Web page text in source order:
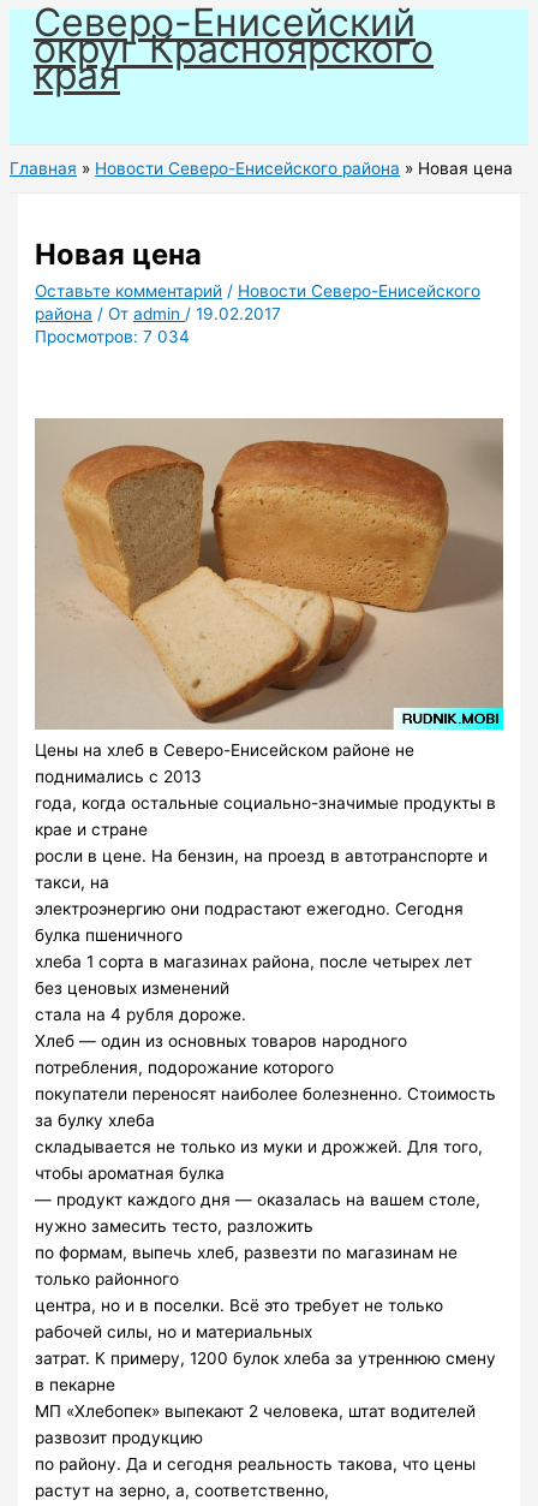
Перейти
содержимому
Северо-Енисейский
округ Красноярского
края
Главная Новости Северо-Енисейского района Новая цена
Новая цена
Оставьте комментарий / Новости Северо-Енисейского
района / Отadmin /19.02.2017
Просмотров: 7 034
Цены на хлеб в Северо-Енисейском районе не
поднимались с 2013
года, когда остальные социально-значимые продукты в
крае и стране
росли в цене. На бензин, на проезд в автотранспорте и
такси, на
электроэнергию они подрастают ежегодно. Сегодня
булка пшеничного
хлеба 1 сорта в магазинах района, после четырех лет
без ценовых изменений
стала на 4 рубля дороже.
Хлеб — один из основных товаров народного
потребления, подорожание которого
покупатели переносят наиболее болезненно. Стоимость
за булку хлеба
складывается не только из муки и дрожжей. Для того,
чтобы ароматная булка
— продукт каждого дня — оказалась на вашем столе,
нужно замесить тесто, разложить
по формам, выпечь хлеб, развезти по магазинам не
только районного
центра, но и в поселки. Всё это требует не только
рабочей силы, но и материальных
затрат. К примеру, 1200 булок хлеба за утреннюю смену
в пекарне
МП «Хлебопек» выпекают 2 человека, штат водителей
развозит продукцию
по району. Да и сегодня реальность такова, что цены
растут на зерно, а, соответственно,